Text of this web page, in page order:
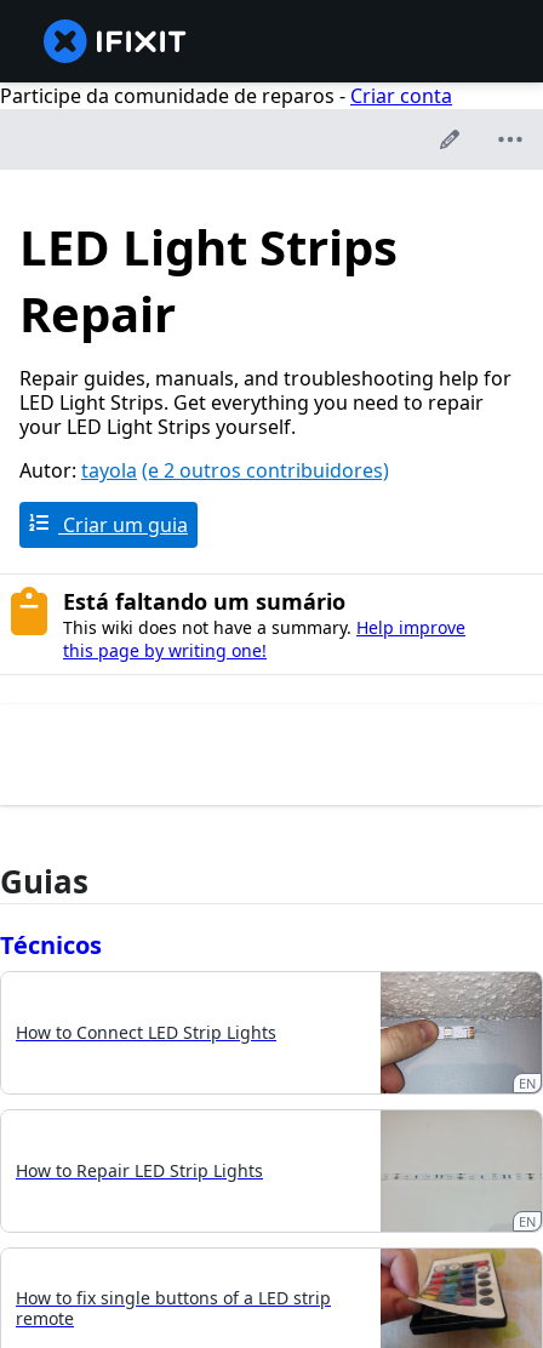
Participe da comunidade de reparos - Criar conta
LED Light Strips
Repair
Repair guides, manuals, and troubleshooting help for
LED Light Strips. Get everything you need to repair
your LED Light Strips yourself.
Autor: tayola (e 2 outros contribuidores)
Criar um guia
Está faltando um sumário
This wiki does not have a summary. Help improve
this page by writing one!
Guias
Técnicos
How to Connect LED Strip Lights
EN
How to Repair LED Strip Lights
EN
How to fix single buttons of a LED strip
remote